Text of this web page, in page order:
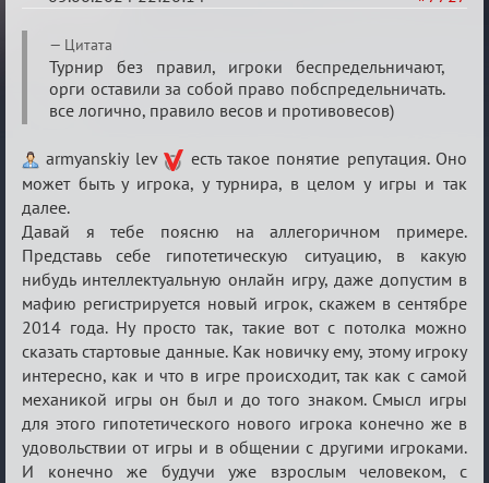
Re:
Кубок
Вендетты
Цитата
Турнир без правил, игроки беспредельничают,
орги оставили за собой право побспредельничать.
все логично, правило весов и противовесов)
armyanskiy lev
есть такое понятие репутация. Оно
может быть у игрока, у турнира, в целом у игры и так
далее.
Давай я тебе поясню на аллегоричном примере.
Представь себе гипотетическую ситуацию, в какую
нибудь интеллектуальную онлайн игру, даже допустим в
мафию регистрируется новый игрок, скажем в сентябре
2014 года. Ну просто так, такие вот с потолка можно
сказать стартовые данные. Как новичку ему, этому игроку
интересно, как и что в игре происходит, так как с самой
механикой игры он был и до того знаком. Смысл игры
для этого гипотетического нового игрока конечно же в
удовольствии от игры и в общении с другими игроками.
И конечно же будучи уже взрослым человеком, с